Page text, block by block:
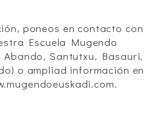
poneos en contacto con
Escuela Mugendo
Santutxu, Basauri,
o ampliad información en